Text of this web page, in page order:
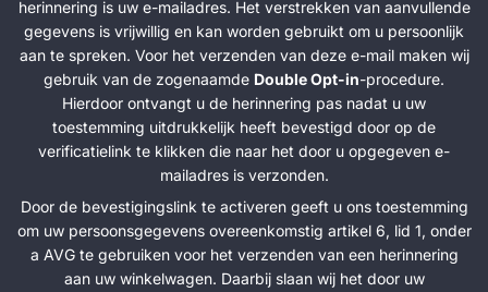
herinnering is uw e-mailadres. Het verstrekken van aanvullende
gegevens is vrijwillig en kan worden gebruikt om u persoonlijk
aan te spreken. Voor het verzenden van deze e-mail maken wij
gebruik van de zogenaamde Double Opt-in-procedure.
Hierdoor ontvangt u de herinnering pas nadat u uw
toestemming uitdrukkelijk heeft bevestigd door op de
verificatielink te klikken die naar het door u opgegeven e-
mailadres is verzonden.
Door de bevestigingslink te activeren geeft u ons toestemming
om uw persoonsgegevens overeenkomstig artikel 6, lid 1, onder
a AVG te gebruiken voor het verzenden van een herinnering
aan uw winkelwagen. Daarbij slaan wij het door uw